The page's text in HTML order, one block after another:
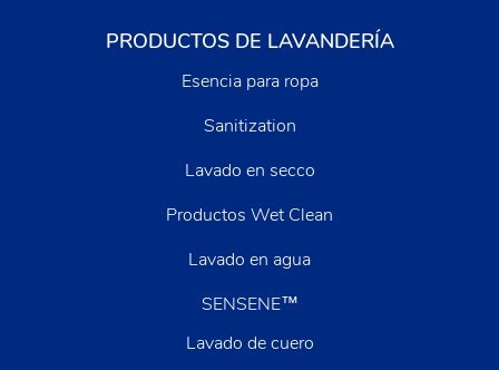
PRODUCTOS DE LAVANDERÍA
Esencia para ropa
Sanitization
Lavado en secco
Productos Wet Clean
Lavado en agua
SENSENE™
Lavado de cuero